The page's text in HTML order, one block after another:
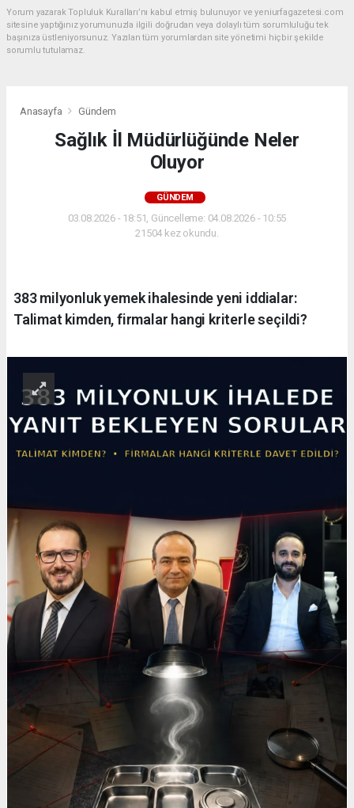
Yorum yazarak Topluluk Kuralları’nı kabul etmiş bulunuyor ve yeniurfagazetesi.com
sitesine yaptığınız yorumunuzla ilgili doğrudan veya dolaylı tüm sorumluluğu tek
başınıza üstleniyorsunuz. Yazılan tüm yorumlardan site yönetimi hiçbir şekilde
sorumlu tutulamaz.
Anasayfa Gündem
Sağlık İl Müdürlüğünde Neler
Oluyor
GÜNDEM
03.08.2026 - 18:51, Güncelleme: 04.08.2026 - 10:55
21504 kez okundu.
383 milyonluk yemek ihalesinde yeni iddialar:
Talimat kimden, firmalar hangi kriterle seçildi?